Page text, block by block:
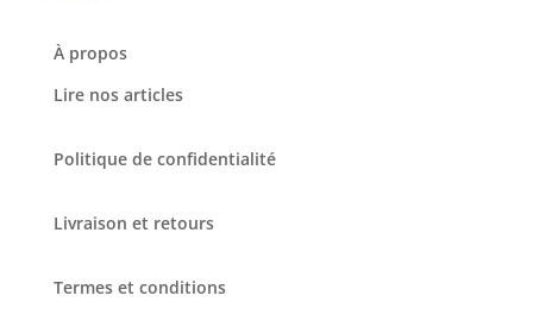
À propos
Lire nos articles
Politique de confidentialité
Livraison et retours
Termes et conditions